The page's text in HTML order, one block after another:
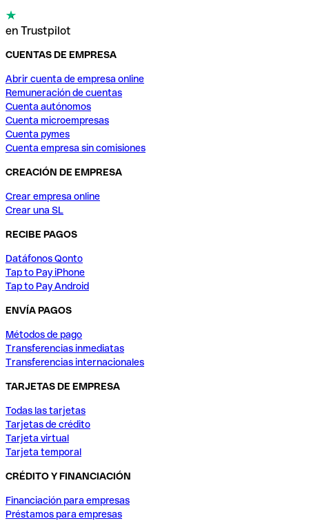
en Trustpilot
CUENTAS DE EMPRESA
Abrir cuenta de empresa online
Remuneración de cuentas
Cuenta autónomos
Cuenta microempresas
Cuenta pymes
Cuenta empresa sin comisiones
CREACIÓN DE EMPRESA
Crear empresa online
Crear una SL
RECIBE PAGOS
Datáfonos Qonto
Tap to Pay iPhone
Tap to Pay Android
ENVÍA PAGOS
Métodos de pago
Transferencias inmediatas
Transferencias internacionales
TARJETAS DE EMPRESA
Todas las tarjetas
Tarjetas de crédito
Tarjeta virtual
Tarjeta temporal
CRÉDITO Y FINANCIACIÓN
Financiación para empresas
Préstamos para empresas